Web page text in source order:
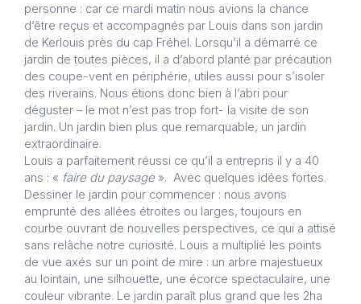
personne : car ce mardi matin nous avions la chance
d’être reçus et accompagnés par Louis dans son jardin
de Kerlouis près du cap Fréhel. Lorsqu’il a démarré ce
jardin de toutes pièces, il a d’abord planté par précaution
des coupe-vent en périphérie, utiles aussi pour s’isoler
des riverains. Nous étions donc bien à l’abri pour
déguster – le mot n’est pas trop fort- la visite de son
jardin. Un jardin bien plus que remarquable, un jardin
extraordinaire.
Louis a parfaitement réussi ce qu’il a entrepris il y a 40
ans : « faire du paysage ». Avec quelques idées fortes.
Dessiner le jardin pour commencer : nous avons
emprunté des allées étroites ou larges, toujours en
courbe ouvrant de nouvelles perspectives, ce qui a attisé
sans relâche notre curiosité. Louis a multiplié les points
de vue axés sur un point de mire : un arbre majestueux
au lointain, une silhouette, une écorce spectaculaire, une
couleur vibrante. Le jardin paraît plus grand que les 2ha